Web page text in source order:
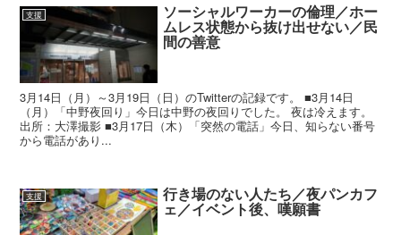
支援 ソーシャルワーカーの倫理／ホー
ムレス状態から抜け出せない／民
間の善意
3月14日（月）～3月19日（日）のTwitterの記録です。 ■3月14日
（月）「中野夜回り」今日は中野の夜回りでした。 夜は冷えます。
出所：大澤撮影 ■3月17日（木）「突然の電話」今日、知らない番号
から電話があり...
支援 行き場のない人たち／夜パンカフ
ェ／イベント後、嘆願書